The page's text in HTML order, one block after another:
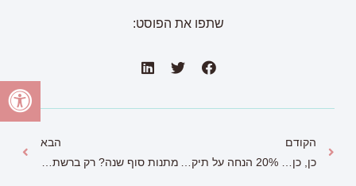
שתפו את הפוסט:
הקודם
כן, כן… 20% הנחה על תיקי קן קן
הבא